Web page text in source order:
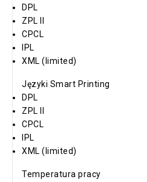
DPL
ZPL II
CPCL
IPL
XML (limited)
Języki Smart Printing
DPL
ZPL II
CPCL
IPL
XML (limited)
Temperatura pracy